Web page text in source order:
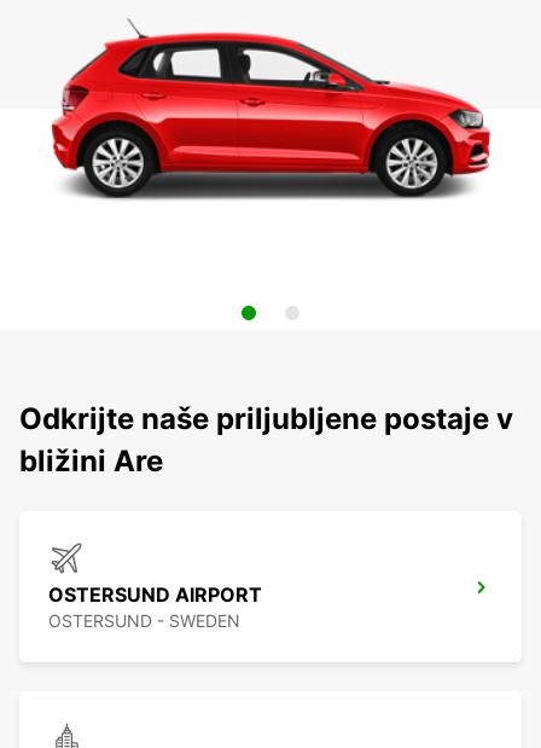
Odkrijte naše priljubljene postaje v
bližini Are
OSTERSUND AIRPORT
OSTERSUND - SWEDEN